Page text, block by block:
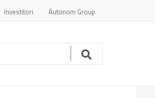
Investitori Autonom Group